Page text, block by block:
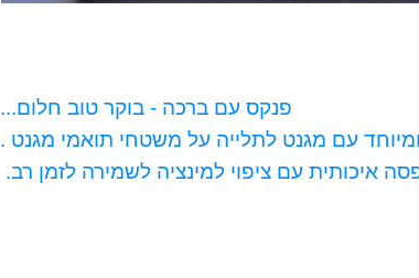
פנקס עם ברכה - בוקר טוב חלום...
עם מגנט לתלייה על משטחי תואמי מגנט .
איכותית עם ציפוי למינציה לשמירה לזמן רב.